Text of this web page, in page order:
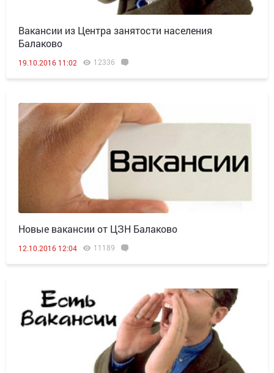
Вакансии из Центра занятости населения
Балаково
19.10.2016 11:02 12336
Новые вакансии от ЦЗН Балаково
12.10.2016 12:04 11189